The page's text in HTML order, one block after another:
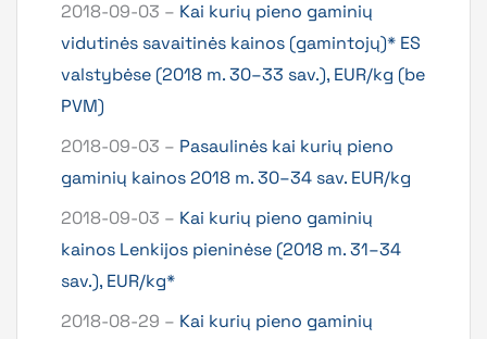
2018-09-03 – Kai kurių pieno gaminių
vidutinės savaitinės kainos (gamintojų)* ES
valstybėse (2018 m. 30–33 sav.), EUR/kg (be
PVM)
2018-09-03 – Pasaulinės kai kurių pieno
gaminių kainos 2018 m. 30–34 sav. EUR/kg
2018-09-03 – Kai kurių pieno gaminių
kainos Lenkijos pieninėse (2018 m. 31–34
sav.), EUR/kg*
2018-08-29 – Kai kurių pieno gaminių